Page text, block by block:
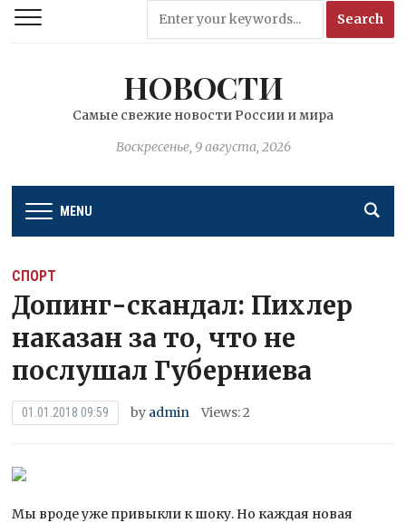
НОВОСТИ
Самые свежие новости России и мира
Воскресенье, 9 августа, 2026
MENU
СПОРТ
Допинг-скандал: Пихлер
наказан за то, что не
послушал Губерниева
01.01.2018 09:59 by admin Views: 2
Мы вроде уже привыкли к шоку. Но каждая новая